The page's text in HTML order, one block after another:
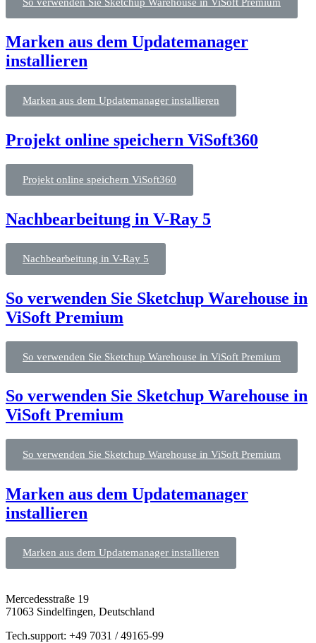
So verwenden Sie Sketchup Warehouse in ViSoft Premium
Marken aus dem Updatemanager
installieren
Marken aus dem Updatemanager installieren
Projekt online speichern ViSoft360
Projekt online speichern ViSoft360
Nachbearbeitung in V-Ray 5
Nachbearbeitung in V-Ray 5
So verwenden Sie Sketchup Warehouse in
ViSoft Premium
So verwenden Sie Sketchup Warehouse in ViSoft Premium
So verwenden Sie Sketchup Warehouse in
ViSoft Premium
So verwenden Sie Sketchup Warehouse in ViSoft Premium
Marken aus dem Updatemanager
installieren
Marken aus dem Updatemanager installieren
Mercedesstraße 19
71063 Sindelfingen, Deutschland
Tech.support: +49 7031 / 49165-99